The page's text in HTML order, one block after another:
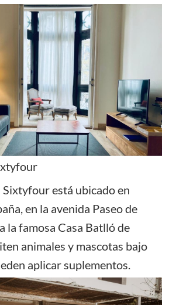
está ubicado en
en la avenida Paseo de
la famosa Casa Batlló de
animales y mascotas bajo
aplicar suplementos.